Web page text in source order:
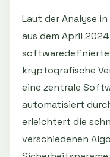
Laut der Analyse
aus dem April
softwaredefinierte
kryptografische
eine zentrale
automatisiert
erleichtert die
verschiedenen